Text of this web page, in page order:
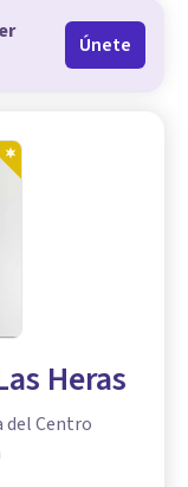
Únete
Heras
del Centro